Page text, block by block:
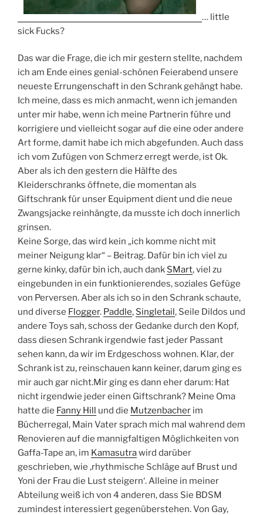
… little
sick Fucks?
Das war die Frage, die ich mir gestern stellte, nachdem
ich am Ende eines genial-schönen Feierabend unsere
neueste Errungenschaft in den Schrank gehängt habe.
Ich meine, dass es mich anmacht, wenn ich jemanden
unter mir habe, wenn ich meine Partnerin führe und
korrigiere und vielleicht sogar auf die eine oder andere
Art forme, damit habe ich mich abgefunden. Auch dass
ich vom Zufügen von Schmerz erregt werde, ist Ok.
Aber als ich den gestern die Hälfte des
Kleiderschranks öffnete, die momentan als
Giftschrank für unser Equipment dient und die neue
Zwangsjacke reinhängte, da musste ich doch innerlich
grinsen.
Keine Sorge, das wird kein „ich komme nicht mit
meiner Neigung klar“ – Beitrag. Dafür bin ich viel zu
gerne kinky, dafür bin ich, auch dank SMart, viel zu
eingebunden in ein funktionierendes, soziales Gefüge
von Perversen. Aber als ich so in den Schrank schaute,
und diverse Flogger. Paddle, Singletail, Seile Dildos und
andere Toys sah, schoss der Gedanke durch den Kopf,
dass diesen Schrank irgendwie fast jeder Passant
sehen kann, da wir im Erdgeschoss wohnen. Klar, der
Schrank ist zu, reinschauen kann keiner, darum ging es
mir auch gar nicht.Mir ging es dann eher darum: Hat
nicht irgendwie jeder einen Giftschrank? Meine Oma
hatte die Fanny Hill und die Mutzenbacher im
Bücherregal, Main Vater sprach mich mal wahrend dem
Renovieren auf die mannigfaltigen Möglichkeiten von
Gaffa-Tape an, im Kamasutrawird darüber
geschrieben, wie ‚rhythmische Schläge auf Brust und
Yoni der Frau die Lust steigern‘. Alleine in meiner
Abteilung weiß ich von 4 anderen, dass Sie BDSM
zumindest interessiert gegenüberstehen. Von Gay,